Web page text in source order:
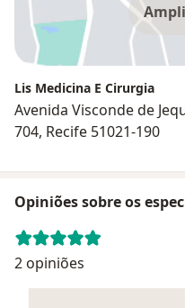
Lis Medicina E Cirurgia
Avenida Visconde de
704, Recife 51021-190
Opiniões sobre os
2 opiniões